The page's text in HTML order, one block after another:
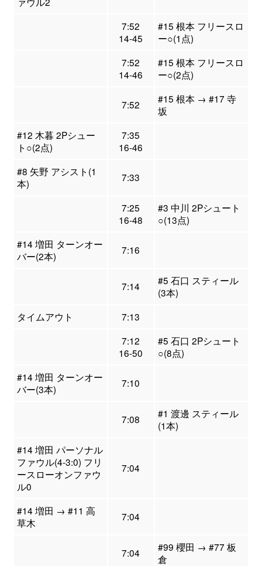
7:52
14-45
#15 根本 フリースロ
ー○(1点)
7:52
14-46
#15 根本 フリースロ
ー○(2点)
7:52
#15 根本 → #17 寺
坂
#12 木暮 2Pシュー
ト○(2点)
7:35
16-46
#8 矢野 アシスト(1
本)
7:33
7:25
16-48
#3 中川 2Pシュート
○(13点)
#14 増田 ターンオー
バー(2本)
7:16
7:14
#5 石口 スティール
(3本)
タイムアウト
7:13
7:12
16-50
#5 石口 2Pシュート
○(8点)
#14 増田 ターンオー
バー(3本)
7:10
7:08
#1 渡邊 スティール
(1本)
#14 増田 パーソナル
ファウル(4-3:0) フリ
ースローオンファウ
ル0
7:04
#14 増田 → #11 高
草木
7:04
7:04
#99 櫻田 → #77 板
倉